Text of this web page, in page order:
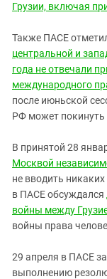
Грузии, включая
Также ПАСЕ
центральной и
года не отвечали
международного
после июньской
РФ может
В принятой 28
Москвой
не вводить
в ПАСЕ обсуждался
войны между
войны права
29 апреля в ПАСЕ
выполнению